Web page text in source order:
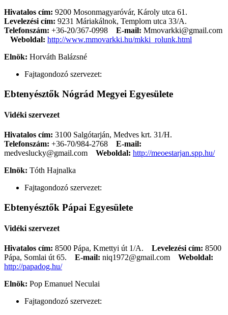
Hivatalos cím: 9200 Mosonmagyaróvár, Károly utca 61.
Levelezési cím: 9231 Máriakálnok, Templom utca 33/A.
Telefonszám: +36-20/367-0998 E-mail: Mmovarkki@gmail.com
Weboldal: http://www.mmovarkki.hu/mkki_rolunk.html
Elnök: Horváth Balázsné
Fajtagondozó szervezet:
Ebtenyésztők Nógrád Megyei Egyesülete
Vidéki szervezet
Hivatalos cím: 3100 Salgótarján, Medves krt. 31/H.
Telefonszám: +36-70/984-2768
E-mail:
medveslucky@gmail.com
Weboldal: http://meoestarjan.spp.hu/
Elnök: Tóth Hajnalka
Fajtagondozó szervezet:
Ebtenyésztők Pápai Egyesülete
Vidéki szervezet
Hivatalos cím: 8500 Pápa, Kmettyi út 1/A. Levelezési cím: 8500
Pápa, Somlai út 65.
E-mail: niq1972@gmail.com
Weboldal:
http://papadog.hu/
Elnök: Pop Emanuel Neculai
Fajtagondozó szervezet: